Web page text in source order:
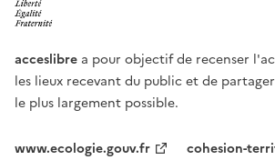
acceslibre a pour objectif de recenser
les lieux recevant du public et de
le plus largement possible.
www.ecologie.gouv.fr
cohesion-